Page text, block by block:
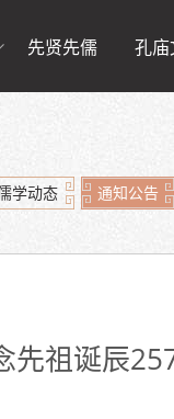
先贤先儒 孔庙
学动态 通知公告
先祖诞辰